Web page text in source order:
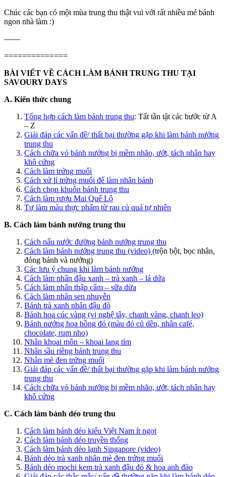
Chúc các bạn có một mùa trung thu thật vui với rất nhiều mẻ bánh
ngon nhà làm :)
——
==============
BÀI VIẾT VỀ CÁCH LÀM BÁNH TRUNG THU TẠI
SAVOURY DAYS
A. Kiến thức chung
Tổng hợp cách làm bánh trung thu: Tất tần tật các bước từ A
– Z
Giải đáp các vấn đề/ thất bại thường gặp khi làm bánh nướng
trung thu
Cách chữa vỏ bánh nướng bị mềm nhão, ướt, tách nhân hay
khô cứng
Cách làm trứng muối
Cách xử lí trứng muối để làm nhân bánh
Cách chọn khuôn bánh trung thu
Cách làm rượu Mai Quế Lộ
Tự làm màu thực phẩm từ rau củ quả tự nhiên
B. Cách làm bánh nướng trung thu
Cách nấu nước đường bánh nướng trung thu
Cách làm bánh nướng trung thu (video) (trộn bột, bọc nhân,
đóng bánh và nướng)
Các lưu ý chung khi làm bánh nướng
Cách làm nhân đậu xanh – trà xanh – lá dứa
Cách làm nhân thập cẩm – sữa dừa
Cách làm nhân sen nhuyễn
Bánh trà xanh nhân đậu đỏ
Bánh hoa cúc vàng (vị nghệ tây, chanh vàng, chanh leo)
Bánh nướng hoa hồng đỏ (màu đỏ củ dền, nhân café,
chocolate, rum nho)
Nhân khoai môn – khoai lang tím
Nhân sầu riêng bánh trung thu
Nhân mè đen trứng muối
Giải đáp các vấn đề/ thất bại thường gặp khi làm bánh nướng
trung thu
Cách chữa vỏ bánh nướng bị mềm nhão, ướt, tách nhân hay
khô cứng
C. Cách làm bánh dẻo trung thu
Cách làm bánh dẻo kiểu Việt Nam ít ngọt
Cách làm bánh dẻo truyền thống
Cách làm bánh dẻo lạnh Singapore (video)
Bánh dẻo trà xanh nhân mè đen trứng muối
Bánh dẻo mochi kem trà xanh đậu đỏ & hoa anh đào